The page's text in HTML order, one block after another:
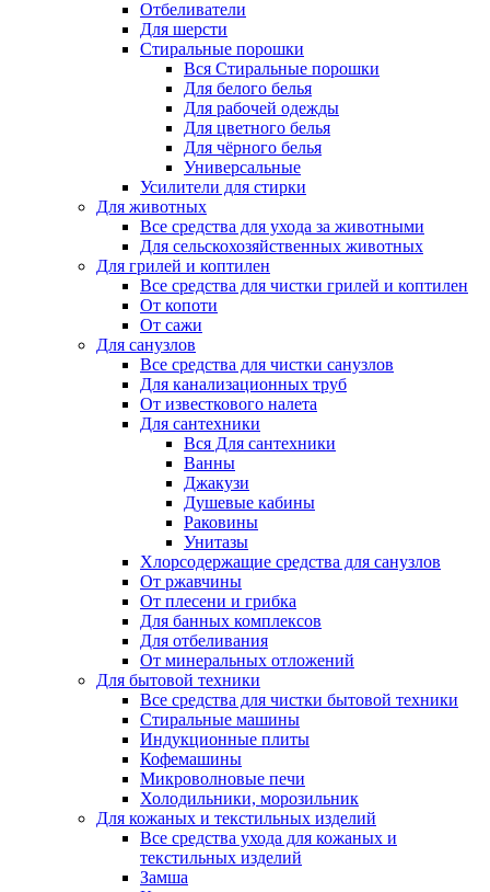
Отбеливатели
Для шерсти
Стиральные порошки
Вся Стиральные порошки
Для белого белья
Для рабочей одежды
Для цветного белья
Для чёрного белья
Универсальные
Усилители для стирки
Для животных
Все средства для ухода за животными
Для сельскохозяйственных животных
Для грилей и коптилен
Все средства для чистки грилей и коптилен
От копоти
От сажи
Для санузлов
Все средства для чистки санузлов
Для канализационных труб
От известкового налета
Для сантехники
Вся Для сантехники
Ванны
Джакузи
Душевые кабины
Раковины
Унитазы
Хлорсодержащие средства для санузлов
От ржавчины
От плесени и грибка
Для банных комплексов
Для отбеливания
От минеральных отложений
Для бытовой техники
Все средства для чистки бытовой техники
Стиральные машины
Индукционные плиты
Кофемашины
Микроволновые печи
Холодильники, морозильник
Для кожаных и текстильных изделий
Все средства ухода для кожаных и
текстильных изделий
Замша